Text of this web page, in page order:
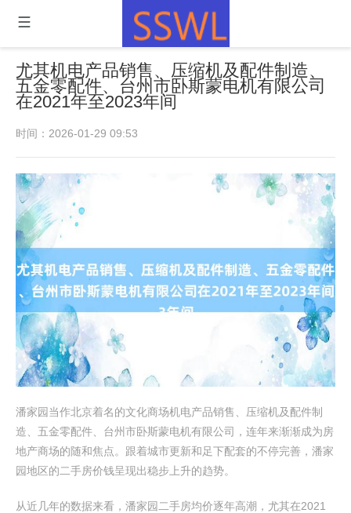
尤其机电产品销售、压缩机及配件制造、
五金零配件、台州市卧斯蒙电机有限公司
在2021年至2023年间
时间：2026-01-29 09:53
潘家园当作北京着名的文化商场机电产品销售、压缩机及配件制
造、五金零配件、台州市卧斯蒙电机有限公司，连年来渐渐成为房
地产商场的随和焦点。跟着城市更新和足下配套的不停完善，潘家
园地区的二手房价钱呈现出稳步上升的趋势。
从近几年的数据来看，潘家园二手房均价逐年高潮，尤其在2021